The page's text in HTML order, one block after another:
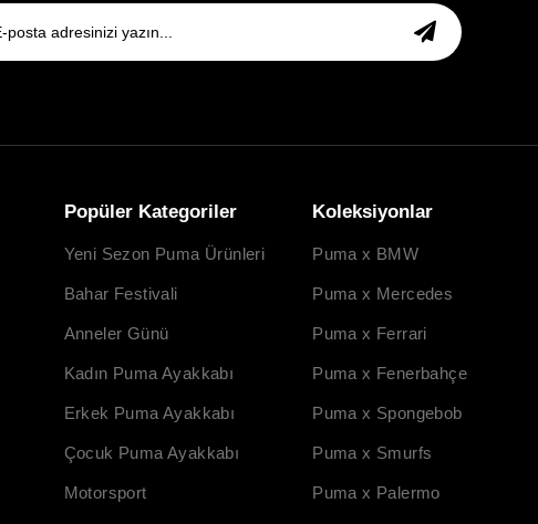
Popüler Kategoriler
Yeni Sezon Puma Ürünleri
Bahar Festivali
Anneler Günü
Kadın Puma Ayakkabı
Erkek Puma Ayakkabı
Çocuk Puma Ayakkabı
Motorsport
Koleksiyonlar
Puma x BMW
Puma x Mercedes
Puma x Ferrari
Puma x Fenerbahçe
Puma x Spongebob
Puma x Smurfs
Puma x Palermo